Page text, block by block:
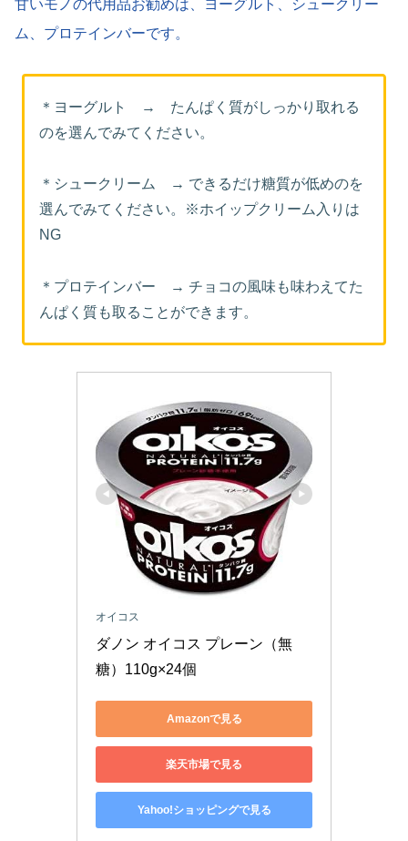
甘いモノの代用品お勧めは、ヨーグルト、シュークリー
ム、プロテインバーです。
＊ヨーグルト → たんぱく質がしっかり取れる
のを選んでみてください。
＊シュークリーム → できるだけ糖質が低めのを
選んでみてください。※ホイップクリーム入りは
NG
＊プロテインバー → チョコの風味も味わえてた
んぱく質も取ることができます。
オイコス
ダノン オイコス プレーン（無
糖）110g×24個
Amazonで見る
楽天市場で見る
Yahoo!ショッピングで見る